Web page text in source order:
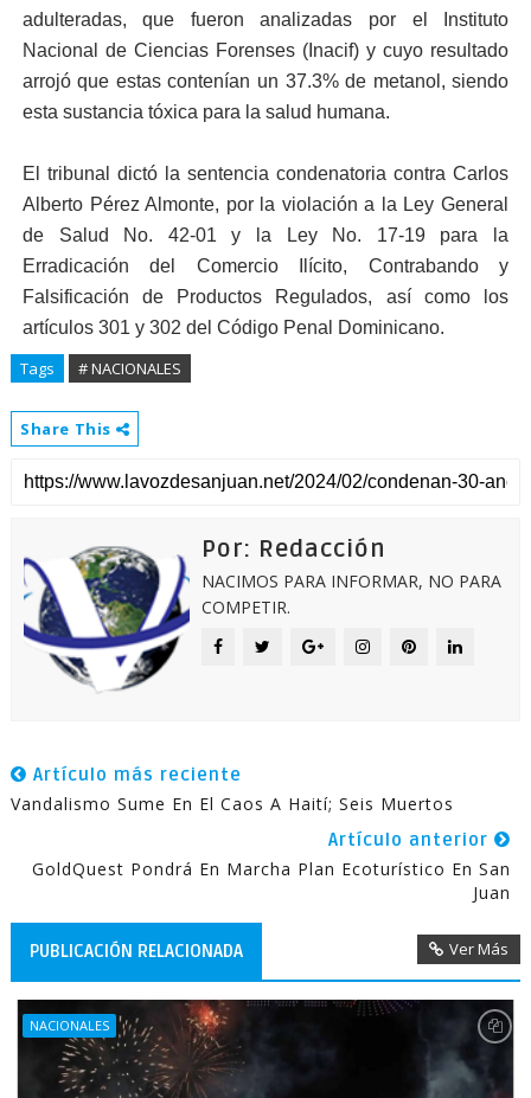
adulteradas, que fueron analizadas por el Instituto
Nacional de Ciencias Forenses (Inacif) y cuyo resultado
arrojó que estas contenían un 37.3% de metanol, siendo
esta sustancia tóxica para la salud humana.
El tribunal dictó la sentencia condenatoria contra Carlos
Alberto Pérez Almonte, por la violación a la Ley General
de Salud No. 42-01 y la Ley No. 17-19 para la
Erradicación del Comercio Ilícito, Contrabando y
Falsificación de Productos Regulados, así como los
artículos 301 y 302 del Código Penal Dominicano.
Tags # NACIONALES
Share This
Por: Redacción
NACIMOS PARA INFORMAR, NO PARA
COMPETIR.
Artículo más reciente
Vandalismo Sume En El Caos A Haití; Seis Muertos
Artículo anterior
GoldQuest Pondrá En Marcha Plan Ecoturístico En San
Juan
PUBLICACIÓN RELACIONADA Ver Más
NACIONALES